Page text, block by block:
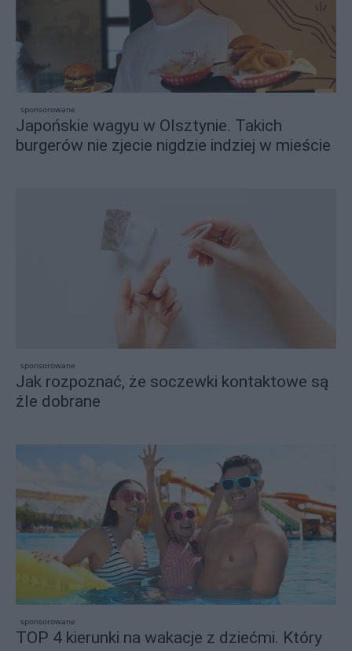
sponsorowane
Japońskie wagyu w Olsztynie. Takich
burgerów nie zjecie nigdzie indziej w mieście
sponsorowane
Jak rozpoznać, że soczewki kontaktowe są
źle dobrane
sponsorowane
TOP 4 kierunki na wakacje z dziećmi. Który